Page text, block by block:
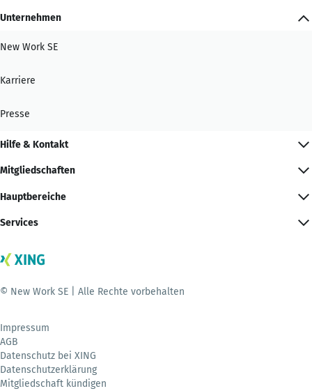
Unternehmen
New Work SE
Karriere
Presse
Hilfe & Kontakt
Mitgliedschaften
Hauptbereiche
Services
© New Work SE | Alle Rechte vorbehalten
Impressum
AGB
Datenschutz bei XING
Datenschutzerklärung
Mitgliedschaft kündigen